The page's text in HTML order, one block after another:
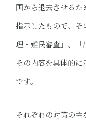
国から退去させる
指示したもので、そ
理・難民審査」、「
その内容を具体的
です。
それぞれの対策の主